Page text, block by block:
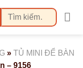
Tìm
kiếm:
» TỦ MINI ĐỂ BÀN
– 9156